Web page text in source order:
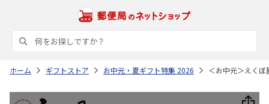
ホーム ギフトストア お中元・夏ギフト特集 2026 ＜お中元＞えく